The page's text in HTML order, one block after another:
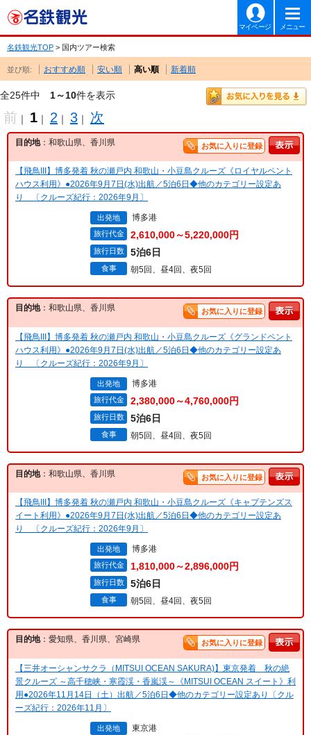
マイページ メニュー
名鉄観光TOP > 国内ツアー検索
並び順: おすすめ順 安い順 高い順 新着順
全25件中 1～10件を表示
前 ｜ 1 ｜ 2 ｜ 3 ｜ 次
目的地：和歌山県、香川県 お気に入りに登録
【飛鳥III】博多発着 秋の瀬戸内 和歌山・小豆島クルーズ《ロイヤルペント
ハウス利用》●2026年9月7日(水)出航／5泊6日◆他のカテゴリー設定あ
り 〔クルーズ紀行：2026年9月〕
出発地 博多港
旅行代金 2,610,000～5,220,000円
旅行日数 5泊6日
食事 朝5回、昼4回、夜5回
目的地：和歌山県、香川県 お気に入りに登録
【飛鳥III】博多発着 秋の瀬戸内 和歌山・小豆島クルーズ《グランドペント
ハウス利用》●2026年9月7日(水)出航／5泊6日◆他のカテゴリー設定あ
り 〔クルーズ紀行：2026年9月〕
出発地 博多港
旅行代金 2,380,000～4,760,000円
旅行日数 5泊6日
食事 朝5回、昼4回、夜5回
目的地：和歌山県、香川県 お気に入りに登録
【飛鳥III】博多発着 秋の瀬戸内 和歌山・小豆島クルーズ《キャプテンズス
イート利用》●2026年9月7日(水)出航／5泊6日◆他のカテゴリー設定あ
り 〔クルーズ紀行：2026年9月〕
出発地 博多港
旅行代金 1,810,000～2,896,000円
旅行日数 5泊6日
食事 朝5回、昼4回、夜5回
目的地：愛知県、香川県、宮崎県 お気に入りに登録
【三井オーシャンサクラ（MITSUI OCEAN SAKURA)】東京発着 秋の絶
景クルーズ ～高千穂峡・寒霞渓・香嵐渓～《MITSUI OCEAN スイート》利
用●2026年11月14日（土）出航／5泊6日◆他のカテゴリー設定あり〔クル
ーズ紀行：2026年11月〕
出発地 東京港